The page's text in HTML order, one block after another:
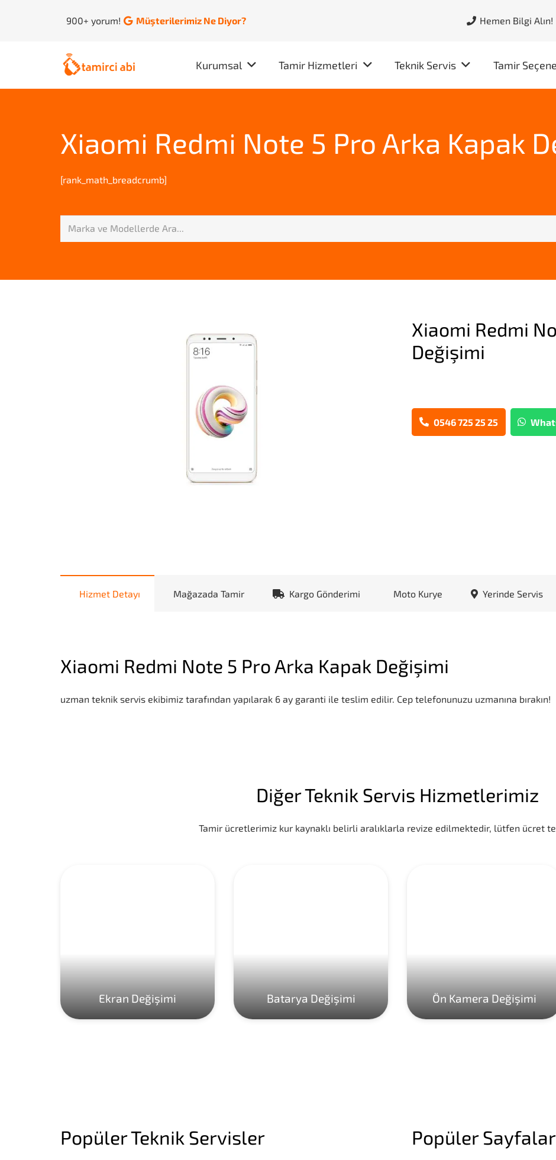
900+ yorum! Müşterilerimiz Ne Diyor? Hemen Bilgi Alın!
Kurumsal Tamir Hizmetleri Teknik Servis Tamir
Xiaomi Redmi Note 5 Pro Arka Kapak
[rank_math_breadcrumb]
Xiaomi Redmi
Değişimi
0546 725 25 25
Hizmet Detayı Mağazada Tamir Kargo Gönderimi Moto Kurye Yerinde Servis
Xiaomi Redmi Note 5 Pro Arka Kapak Değişimi
uzman teknik servis ekibimiz tarafından yapılarak 6 ay garanti ile teslim edilir. Cep telefonunuzu uzmanına bırakın!
Diğer Teknik Servis Hizmetlerimiz
Tamir ücretlerimiz kur kaynaklı belirli aralıklarla revize edilmektedir, lütfen ücret
Ekran Değişimi Batarya Değişimi Ön Kamera Değişimi
Popüler Teknik Servisler Popüler Sayfalar